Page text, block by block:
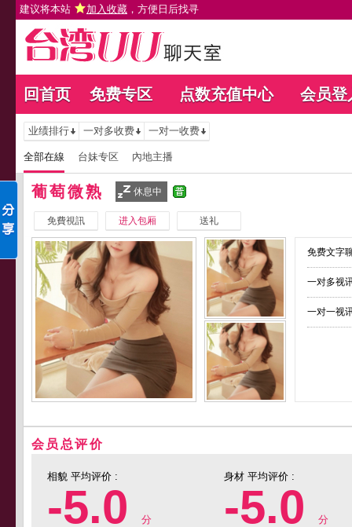
建议将本站 加入收藏 ，方便日后找寻
回首页 免费专区 点数充值中心 会员登
业绩排行 一对多收费 一对一收费
全部在線 台妹专区 內地主播
葡萄微熟 休息中
免費視訊 进入包厢 送礼
免费文字
一对多视
一对一视
会员总评价
相貌 平均评价 :
-5.0 分
身材 平均评价 :
-5.0 分